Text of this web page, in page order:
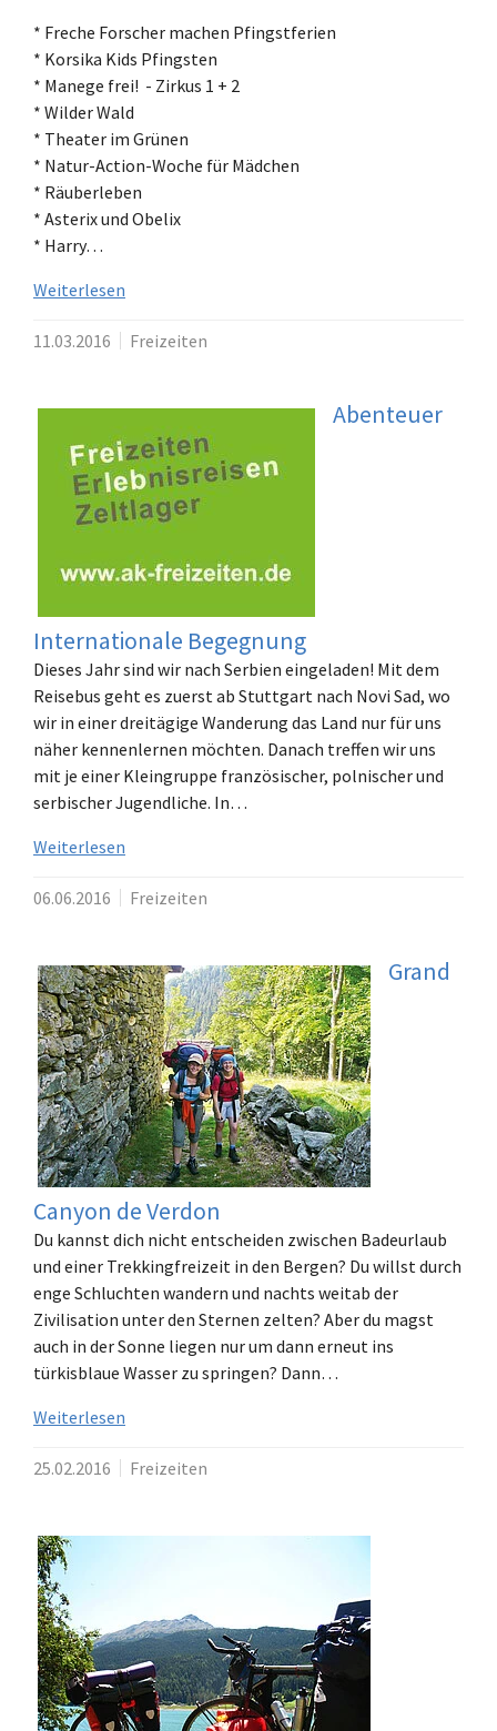
* Freche Forscher machen Pfingstferien
* Korsika Kids Pfingsten
* Manege frei! - Zirkus 1 + 2
* Wilder Wald
* Theater im Grünen
* Natur-Action-Woche für Mädchen
* Räuberleben
* Asterix und Obelix
* Harry…
Weiterlesen
11.03.2016 Freizeiten
Abenteuer
Internationale Begegnung
Dieses Jahr sind wir nach Serbien eingeladen! Mit dem
Reisebus geht es zuerst ab Stuttgart nach Novi Sad, wo
wir in einer dreitägige Wanderung das Land nur für uns
näher kennenlernen möchten. Danach treffen wir uns
mit je einer Kleingruppe französischer, polnischer und
serbischer Jugendliche. In…
Weiterlesen
06.06.2016 Freizeiten
Grand
Canyon de Verdon
Du kannst dich nicht entscheiden zwischen Badeurlaub
und einer Trekkingfreizeit in den Bergen? Du willst durch
enge Schluchten wandern und nachts weitab der
Zivilisation unter den Sternen zelten? Aber du magst
auch in der Sonne liegen nur um dann erneut ins
türkisblaue Wasser zu springen? Dann…
Weiterlesen
25.02.2016 Freizeiten